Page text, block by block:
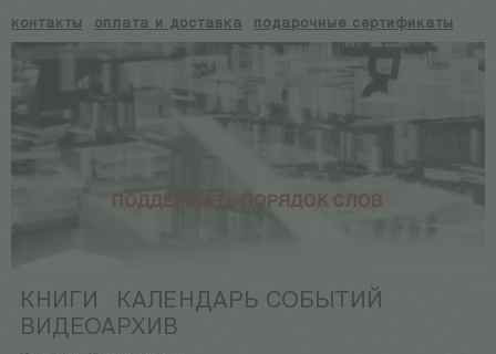
контакты оплата и доставка подарочные сертификаты
КНИГИ
КАЛЕНДАРЬ СОБЫТИЙ
ВИДЕОАРХИВ